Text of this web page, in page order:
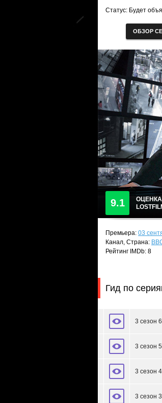
Статус: Будет
ОБЗОР
9.1
Премьера: 03
Канал, Страна:
Рейтинг IMDb: 8
Гид по
3 сезон
3 сезон
3 сезон
3 сезон